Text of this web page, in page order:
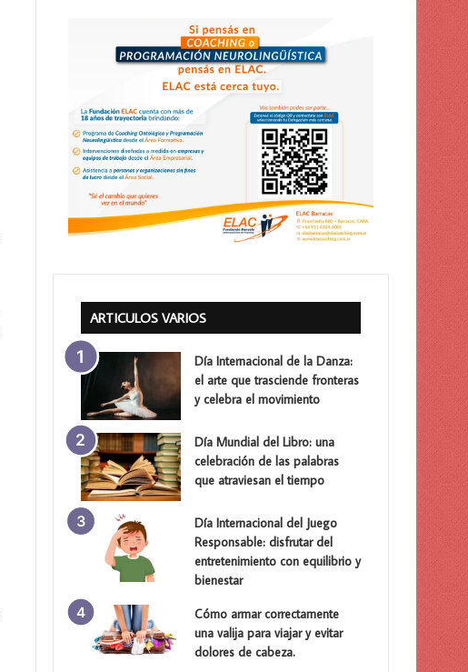
ARTICULOS VARIOS
Día Internacional de la Danza:
el arte que trasciende fronteras
y celebra el movimiento
Día Mundial del Libro: una
celebración de las palabras
que atraviesan el tiempo
Día Internacional del Juego
Responsable: disfrutar del
entretenimiento con equilibrio y
bienestar
Cómo armar correctamente
una valija para viajar y evitar
dolores de cabeza.